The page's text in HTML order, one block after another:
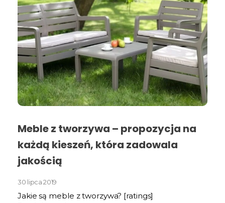
Meble z tworzywa – propozycja na
każdą kieszeń, która zadowala
jakością
30 lipca 2019
Jakie są meble z tworzywa? [ratings]